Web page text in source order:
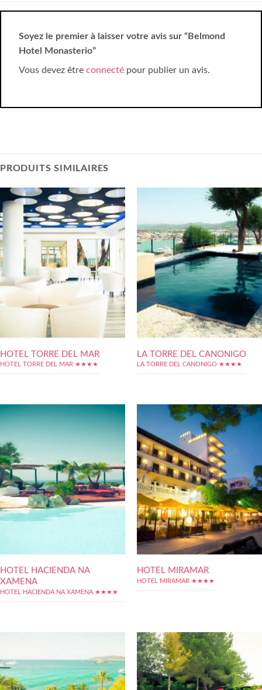
Soyez le premier à laisser votre avis sur “Belmond
Hotel Monasterio”
Vous devez être connecté pour publier un avis.
PRODUITS SIMILAIRES
HOTEL TORRE DEL MAR
HOTEL TORRE DEL MAR ★★★★
LA TORRE DEL CANONIGO
LA TORRE DEL CANONIGO ★★★★
HOTEL HACIENDA NA
XAMENA
HOTEL HACIENDA NA XAMENA ★★★★
HOTEL MIRAMAR
HOTEL MIRAMAR ★★★★